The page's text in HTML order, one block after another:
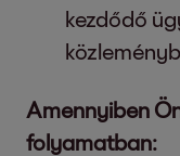
kezdődő
Amennyiben
folyamatban: